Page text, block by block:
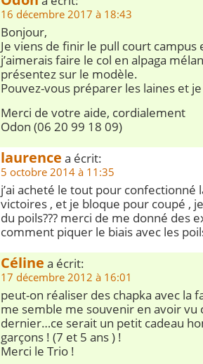
16 décembre 2017 à 18:43
Bonjour,
Je viens de finir le pull court campus
j’aimerais faire le col en alpaga
présentez sur le modèle.
Pouvez-vous préparer les laines et
Merci de votre aide, cordialement
Odon (06 20 99 18 09)
laurence a écrit:
5 octobre 2014 à 11:35
j’ai acheté le tout pour confectionné
victoires , et je bloque pour coupé ,
du poils??? merci de me donné des
comment piquer le biais avec les
Céline a écrit:
17 décembre 2012 à 16:01
peut-on réaliser des chapka avec la
me semble me souvenir en avoir vu
dernier…ce serait un petit cadeau
garçons ! (7 et 5 ans ) !
Merci le Trio !